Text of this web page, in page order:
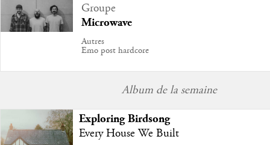
Groupe
Microwave
Autres
Emo post hardcore
Album de la semaine
Exploring Birdsong
Every House We Built